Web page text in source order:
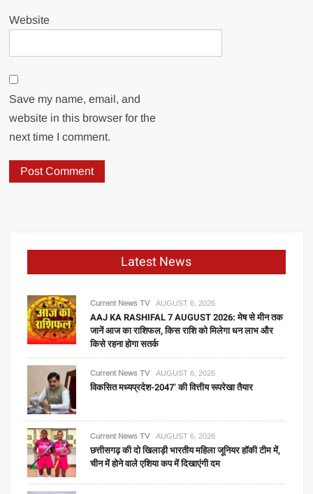
Website
Save my name, email, and
website in this browser for the
next time I comment.
Latest News
Current News TV AUGUST 6, 2026
AAJ KA RASHIFAL 7 AUGUST 2026: मेष से मीन तक
जानें आज का राशिफल, किस राशि को मिलेगा धन लाभ और
किसे रहना होगा सतर्क
Current News TV AUGUST 6, 2026
विकसित मध्यप्रदेश-2047’ की वित्तीय रूपरेखा तैयार
Current News TV AUGUST 6, 2026
छत्तीसगढ़ की दो खिलाड़ी भारतीय महिला जूनियर हॉकी टीम में,
चीन में होने वाले एशिया कप में दिखाएंगी दम